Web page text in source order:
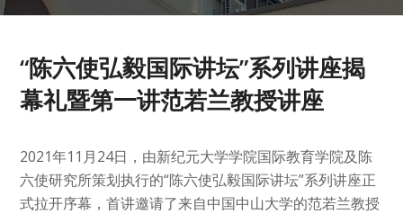
“陈六使弘毅国际讲坛”系列讲座揭
幕礼暨第一讲范若兰教授讲座
2021年11月24日，由新纪元大学学院国际教育学院及陈
六使研究所策划执行的“陈六使弘毅国际讲坛”系列讲座正
式拉开序幕，首讲邀请了来自中国中山大学的范若兰教授